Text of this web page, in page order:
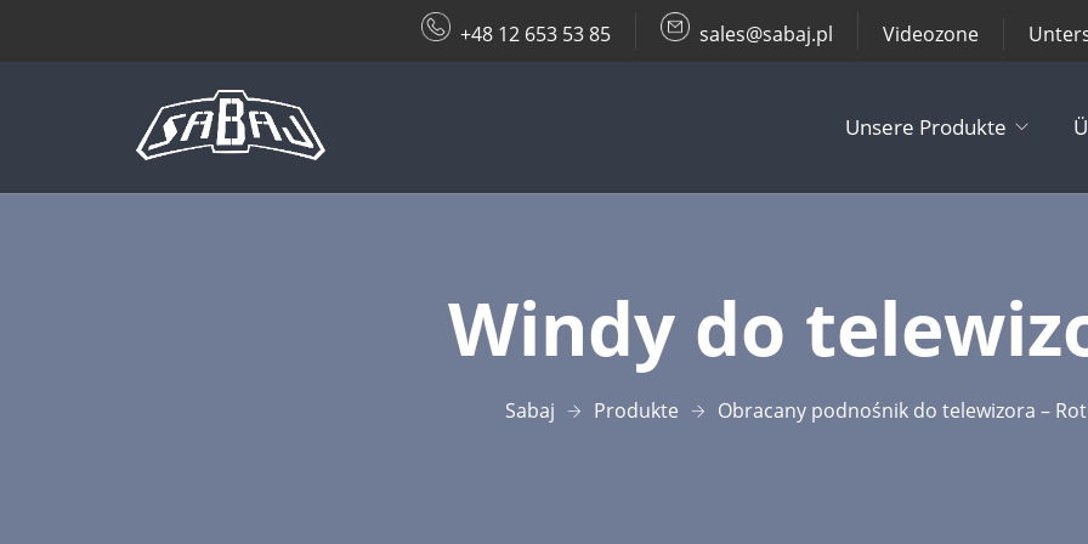
+48 12 653 53 85 sales@sabaj.pl Videozone
Unsere Produkte
Decken- /
Windy do
Sabaj Produkte Obracany podnośnik do telewizora –